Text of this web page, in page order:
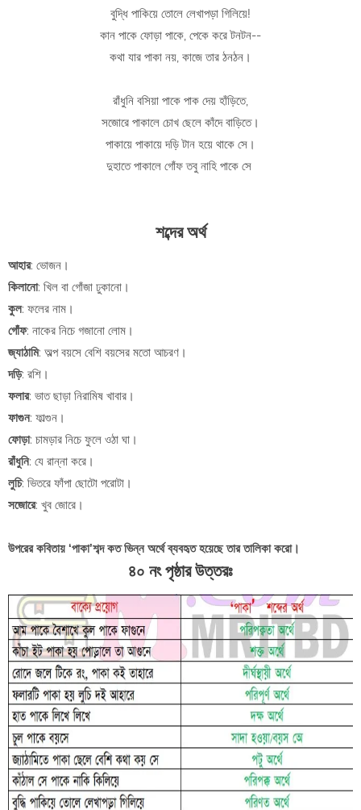
বুদ্ধি পাকিয়ে তোলে লেখাপড়া গিলিয়ে!
কান পাকে ফোড়া পাকে, পেকে করে টনটন--
কথা যার পাকা নয়, কাজে তার ঠনঠন।
রাঁধুনি বসিয়া পাকে পাক দেয় হাঁড়িতে,
সজোরে পাকালে চোখ ছেলে কাঁদে বাড়িতে।
পাকায়ে পাকায়ে দড়ি টান হয়ে থাকে সে।
দুহাতে পাকালে গোঁফ তবু নাহি পাকে সে
শব্দের অর্থ
আহার: ভোজন।
কিলানো: খিল বা গোঁজা ঢুকানো।
কুল: ফলের নাম।
গোঁফ: নাকের নিচে গজানো লোম।
জ্যাঠামি: অল্প বয়সে বেশি বয়সের মতো আচরণ।
দড়ি: রশি।
ফলার: ভাত ছাড়া নিরামিষ খাবার।
ফাগুন: ফাল্গুন।
ফোড়া: চামড়ার নিচে ফুলে ওঠা ঘা।
রাঁধুনি: যে রান্না করে।
লুচি: ভিতরে ফাঁপা ছোটো পরোটা।
সজোরে: খুব জোরে।
উপরের কবিতায় ‘পাকা’শব্দ কত ভিন্ন অর্থে ব্যবহৃত হয়েছে তার তালিকা করো।
৪০ নং পৃষ্ঠার উত্তরঃ